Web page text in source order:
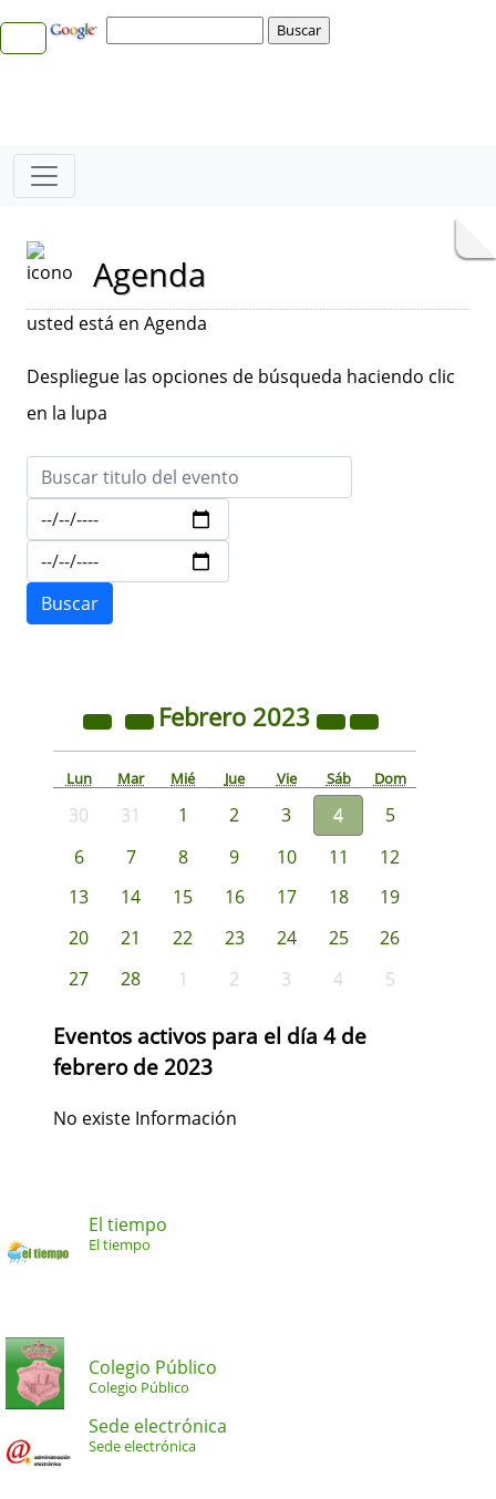
Agenda
usted está en Agenda
Despliegue las opciones de búsqueda haciendo clic
en la lupa
Febrero 2023
Lun Mar Mié Jue Vie Sáb Dom
30 31 1 2 3 4
5
6
7 8 9 10 11
12
13
14 15 16 17 18
19
20
21 22 23 24 25
26
27
28 1 2 3 4 5
Eventos activos para el día 4 de
febrero de 2023
No existe Información
El tiempo
El tiempo
Colegio Público
Colegio Público
Sede electrónica
Sede electrónica